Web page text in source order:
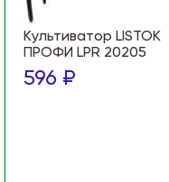
Культиватор LISTOK
ПРОФИ LPR 20205
596 ₽